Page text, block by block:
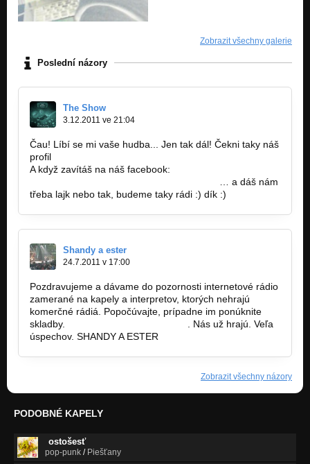
Zobrazit všechny galerie
Poslední názory
The Show
3.12.2011 ve 21:04
Čau! Líbí se mi vaše hudba... Jen tak dál! Čekni taky náš
profil
A když zavítáš na náš facebook:
… a dáš nám
třeba lajk nebo tak, budeme taky rádi :) dík :)
Shandy a ester
24.7.2011 v 17:00
Pozdravujeme a dávame do pozornosti internetové rádio
zamerané na kapely a interpretov, ktorých nehrajú
komerčné rádiá. Popočúvajte, prípadne im ponúknite
skladby.
. Nás už hrajú. Veľa
úspechov. SHANDY A ESTER
Zobrazit všechny názory
PODOBNÉ KAPELY
ostošesť
pop-punk / Piešťany